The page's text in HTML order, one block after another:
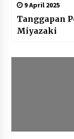
9 April 2025
Tanggapan
Miyazaki